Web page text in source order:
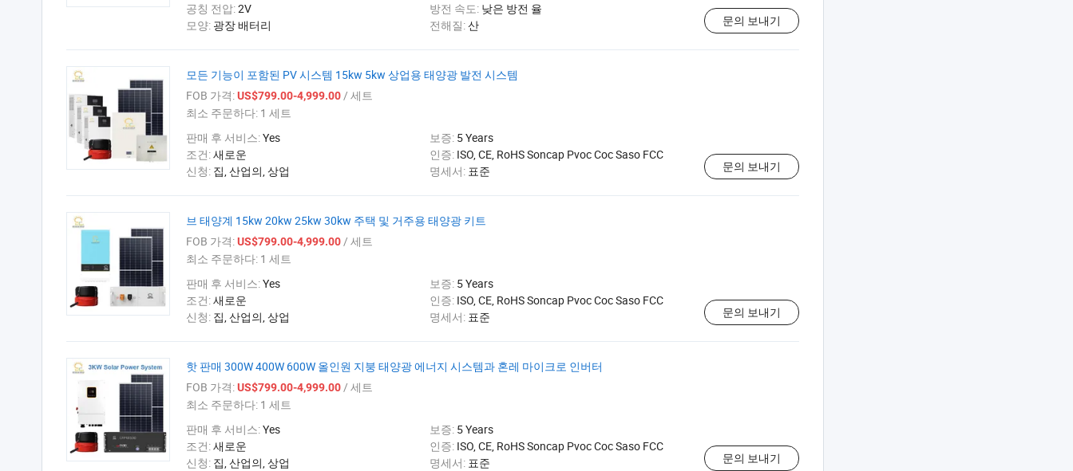
공칭 전압:2V 방전 속도: 낮은 방전 율
모양: 광장 배터리 전해질:산 문의 보내기
모든 기능이 포함된 PV 시스템 15kw 5kw 상업용 태양광 발전 시스템
FOB 가격:US$799.00-4,999.00/ 세트
최소 주문하다: 1 세트
판매 후 서비스:Yes 보증: 5 Years
조건:새로운 인증: ISO, CE, RoHS Soncap Pvoc Coc Saso FCC
신청: 집, 산업의, 상업 명세서: 표준 문의 보내기
브 태양계 15kw 20kw 25kw 30kw 주택 및 거주용 태양광 키트
FOB 가격:US$799.00-4,999.00/ 세트
최소 주문하다: 1 세트
판매 후 서비스:Yes 보증: 5 Years
조건:새로운 인증: ISO, CE, RoHS Soncap Pvoc Coc Saso FCC
신청: 집, 산업의, 상업 명세서: 표준 문의 보내기
핫 판매 300W 400W 600W 올인원 지붕 태양광 에너지 시스템과 혼레 마이크로 인버터
FOB 가격:US$799.00-4,999.00/ 세트
최소 주문하다: 1 세트
판매 후 서비스:Yes 보증: 5 Years
조건:새로운 인증: ISO, CE, RoHS Soncap Pvoc Coc Saso FCC
신청: 집, 산업의, 상업 명세서: 표준 문의 보내기